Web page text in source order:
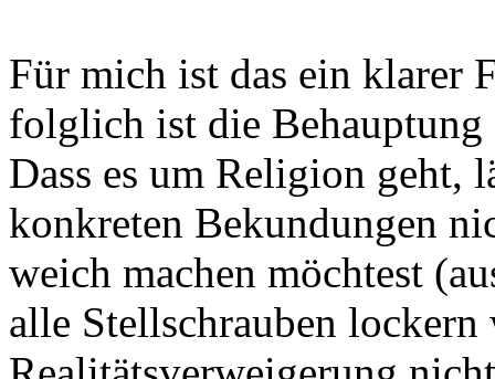
Für mich ist das ein
folglich ist die
Dass es um Religion geht,
konkreten Bekundungen
weich machen möchtest
alle Stellschrauben